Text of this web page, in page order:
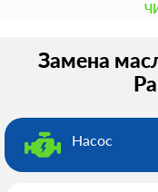
Замена
Насос